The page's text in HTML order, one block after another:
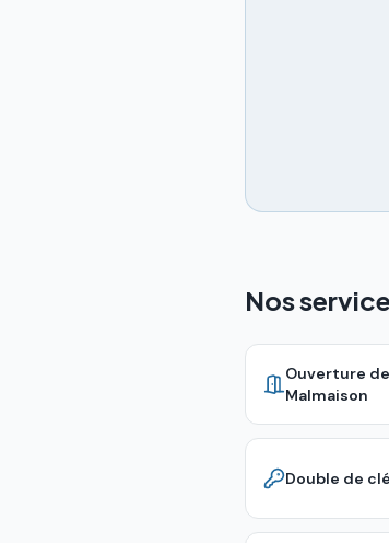
Nos
Ouverture
Malmaison
Double de